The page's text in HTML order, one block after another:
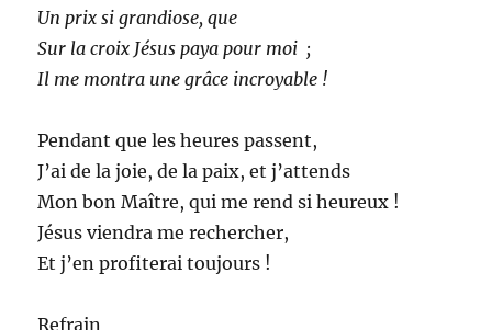
Un prix si grandiose, que
Sur la croix Jésus paya pour moi ;
Il me montra une grâce incroyable !
Pendant que les heures passent,
J’ai de la joie, de la paix, et j’attends
Mon bon Maître, qui me rend si heureux !
Jésus viendra me rechercher,
Et j’en profiterai toujours !
Refrain